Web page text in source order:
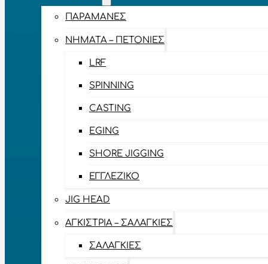
ΠΑΡΑΜΆΝΕΣ
ΝΉΜΑΤΑ – ΠΕΤΟΝΙΈΣ
LRF
SPINNING
CASTING
EGING
SHORE JIGGING
ΕΓΓΛΈΖΙΚΟ
JIG HEAD
ΑΓΚΊΣΤΡΙΑ – ΣΑΛΑΓΚΙΈΣ
ΣΑΛΑΓΚΙΈΣ